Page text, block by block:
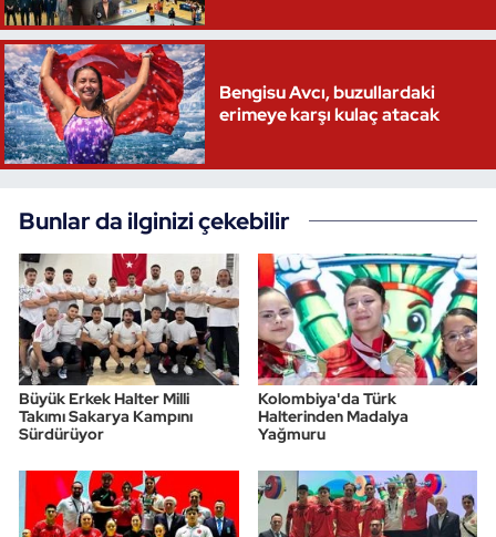
Bengisu Avcı, buzullardaki
erimeye karşı kulaç atacak
Bunlar da ilginizi çekebilir
Büyük Erkek Halter Milli
Takımı Sakarya Kampını
Sürdürüyor
Kolombiya'da Türk
Halterinden Madalya
Yağmuru